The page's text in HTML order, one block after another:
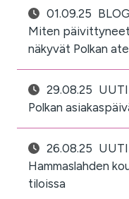
01.09.25
Miten
näkyvät Polkan
29.08.25
Polkan
26.08.25
Hammaslahden
tiloissa